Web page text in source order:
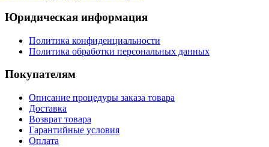
Юридическая информация
Политика конфиденциальности
Политика обработки персональных данных
Покупателям
Описание процедуры заказа товара
Доставка
Возврат товара
Гарантийные условия
Оплата